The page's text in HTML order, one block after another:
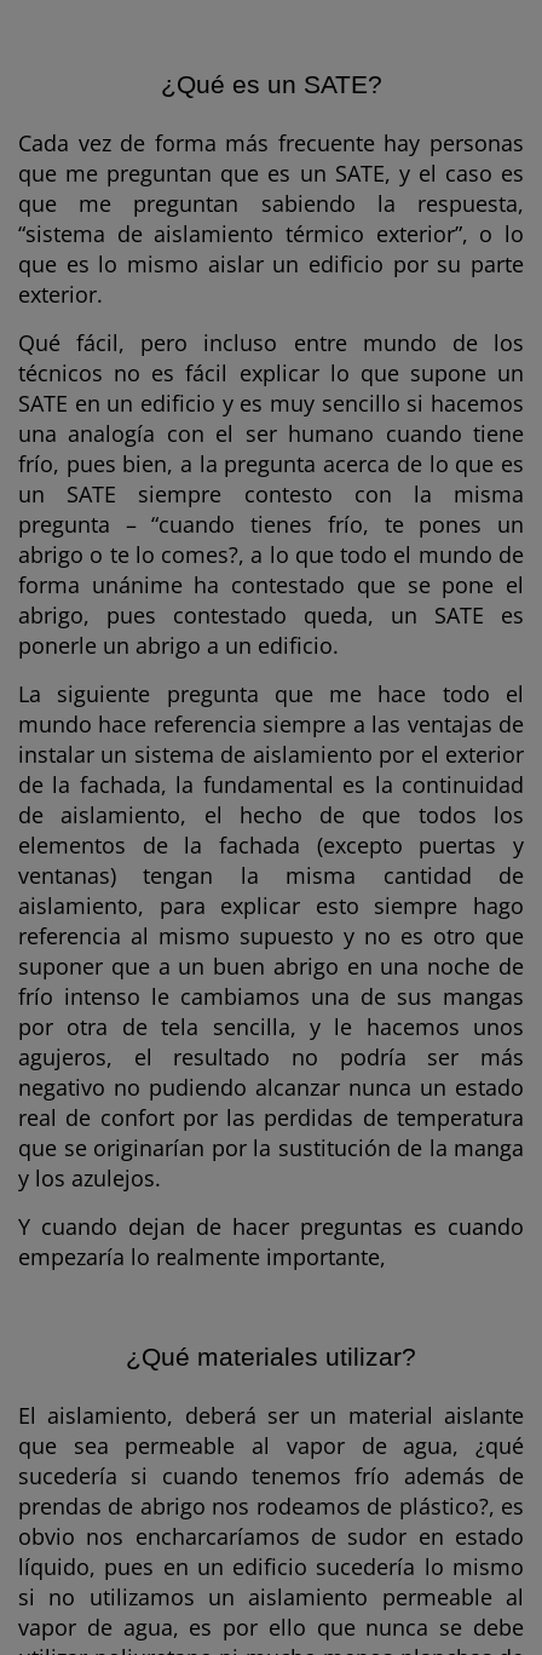
¿Qué es un SATE?
Cada vez de forma más frecuente hay personas
que me preguntan que es un SATE, y el caso es
que me preguntan sabiendo la respuesta,
“sistema de aislamiento térmico exterior”, o lo
que es lo mismo aislar un edificio por su parte
exterior.
Qué fácil, pero incluso entre mundo de los
técnicos no es fácil explicar lo que supone un
SATE en un edificio y es muy sencillo si hacemos
una analogía con el ser humano cuando tiene
frío, pues bien, a la pregunta acerca de lo que es
un SATE siempre contesto con la misma
pregunta – “cuando tienes frío, te pones un
abrigo o te lo comes?, a lo que todo el mundo de
forma unánime ha contestado que se pone el
abrigo, pues contestado queda, un SATE es
ponerle un abrigo a un edificio.
La siguiente pregunta que me hace todo el
mundo hace referencia siempre a las ventajas de
instalar un sistema de aislamiento por el exterior
de la fachada, la fundamental es la continuidad
de aislamiento, el hecho de que todos los
elementos de la fachada (excepto puertas y
ventanas) tengan la misma cantidad de
aislamiento, para explicar esto siempre hago
referencia al mismo supuesto y no es otro que
suponer que a un buen abrigo en una noche de
frío intenso le cambiamos una de sus mangas
por otra de tela sencilla, y le hacemos unos
agujeros, el resultado no podría ser más
negativo no pudiendo alcanzar nunca un estado
real de confort por las perdidas de temperatura
que se originarían por la sustitución de la manga
y los azulejos.
Y cuando dejan de hacer preguntas es cuando
empezaría lo realmente importante,
¿Qué materiales utilizar?
El aislamiento, deberá ser un material aislante
que sea permeable al vapor de agua, ¿qué
sucedería si cuando tenemos frío además de
prendas de abrigo nos rodeamos de plástico?, es
obvio nos encharcaríamos de sudor en estado
líquido, pues en un edificio sucedería lo mismo
si no utilizamos un aislamiento permeable al
vapor de agua, es por ello que nunca se debe